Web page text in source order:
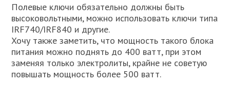
Полевые ключи обязательно должны быть
высоковольтными, можно использовать ключи типа
IRF740/IRF840 и другие.
Хочу также заметить, что мощность такого блока
питания можно поднять до 400 ватт, при этом
заменяя только электролиты, крайне не советую
повышать мощность более 500 ватт.